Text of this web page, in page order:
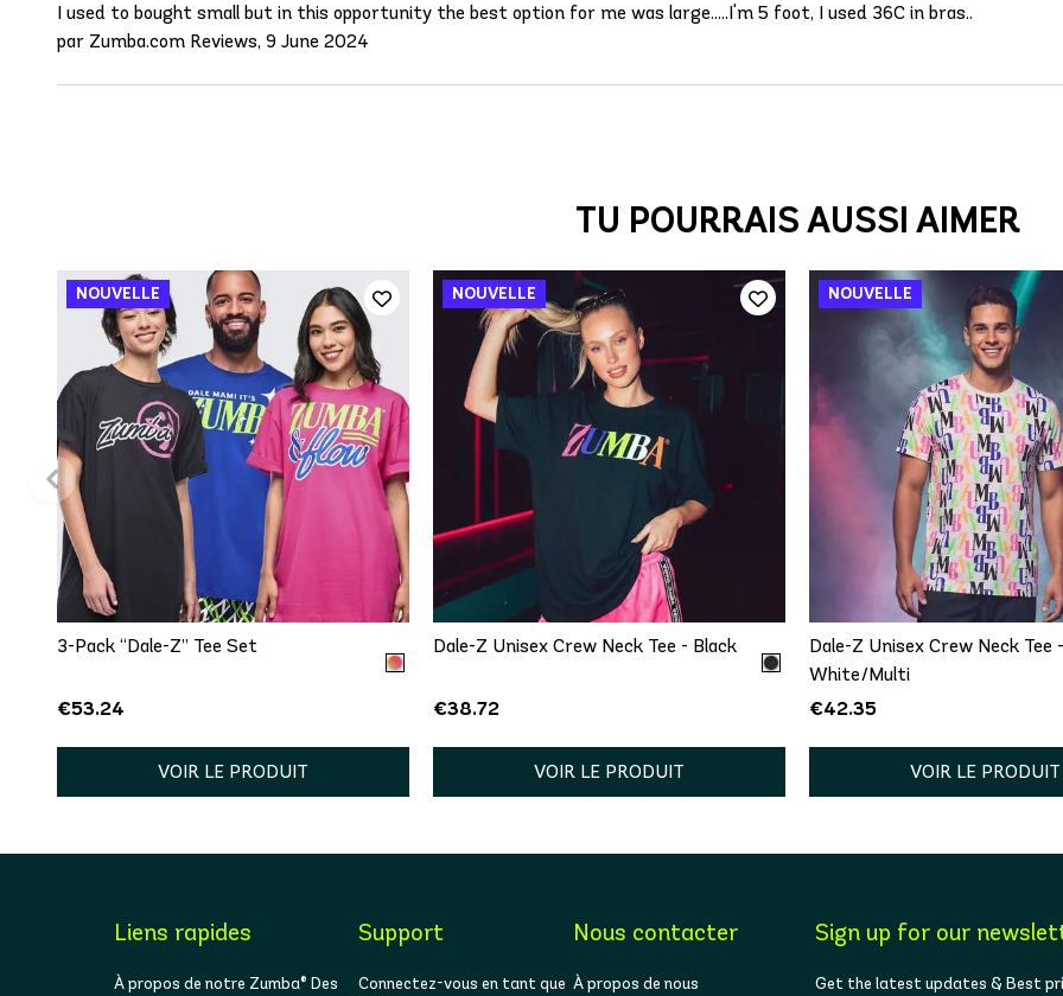
I used to bought small but in this opportunity the best option for me was large.....I'm 5 foot, I used 36C in bras..
par Zumba.com Reviews, 9 June 2024
TU POURRAIS AUSSI AIMER
AJOUT RAPIDE
One size
3-Pack “Dale-Z” Tee Set
€53.24
VOIR LE PRODUIT
AJOUT RAPIDE
XS/S XL/XXL
Dale-Z Unisex Crew Neck Tee - Black
€38.72
VOIR LE PRODUIT
AJOUT RAPIDE
XS/S M/L XL/
Dale-Z Unisex Crew Neck Tee -
White/Multi
€42.35
VOIR LE PRODUIT
Liens rapides
À propos de notre Zumba® Des
Support
Connectez-vous en tant que
Nous contacter
À propos de nous
Sign up for our
Get the latest updates & Best